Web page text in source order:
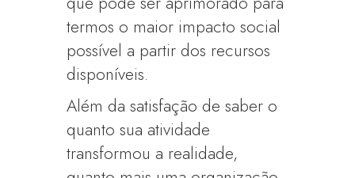
termos o maior impacto social
possível a partir dos recursos
disponíveis.
Além da satisfação de saber o
quanto sua atividade
transformou a realidade,